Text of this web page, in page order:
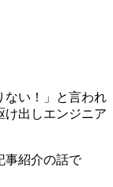
ない！」と言われ
け出しエンジニア
事紹介の話で